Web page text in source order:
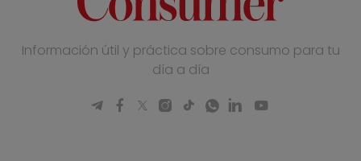
Información útil y práctica sobre consumo para tu
día a día